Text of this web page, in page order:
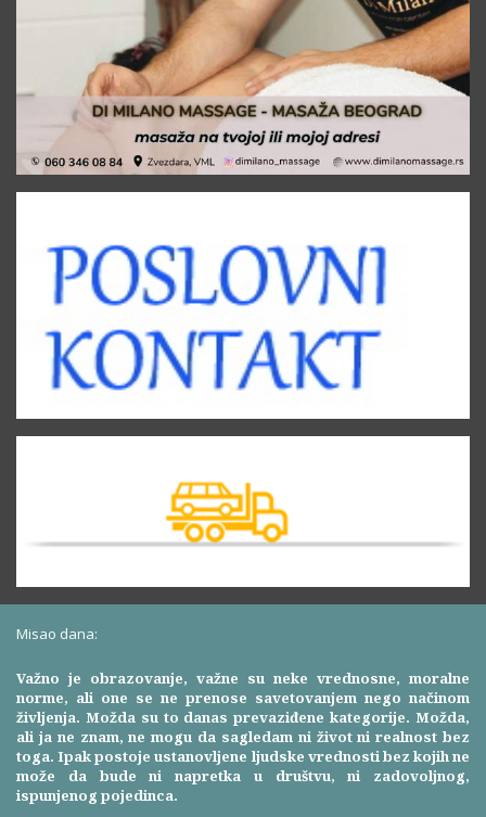
Misao dana:
Važno je obrazovanje, važne su neke vrednosne, moralne
norme, ali one se ne prenose savetovanjem nego načinom
življenja. Možda su to danas prevaziđene kategorije. Možda,
ali ja ne znam, ne mogu da sagledam ni život ni realnost bez
toga. Ipak postoje ustanovljene ljudske vrednosti bez kojih ne
može da bude ni napretka u društvu, ni zadovoljnog,
ispunjenog pojedinca.